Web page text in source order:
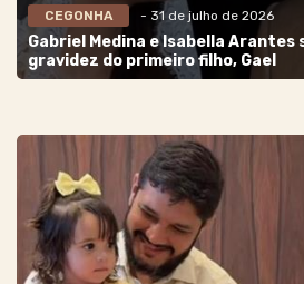
CEGONHA - 31 de julho de 2026
Gabriel Medina e Isabella Arantes
gravidez do primeiro filho, Gael